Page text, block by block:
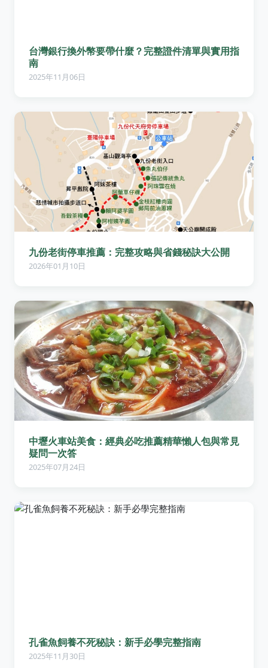
台灣銀行換外幣要帶什麼？完整證件清單與實用指
南
2025年11月06日
九份老街停車推薦：完整攻略與省錢秘訣大公開
2026年01月10日
中壢火車站美食：經典必吃推薦精華懶人包與常見
疑問一次答
2025年07月24日
孔雀魚飼養不死秘訣：新手必學完整指南
2025年11月30日